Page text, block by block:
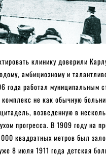
клинику доверили
амбициозному и
года работал муниципальным
не как обычную
возведенную в
прогресса. В 1909 году на
квадратных метров был
8 июля 1911 года детская